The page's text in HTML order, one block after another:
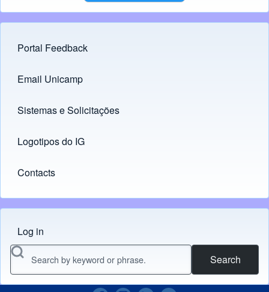
Footer menu
Portal Feedback
Links
Email Unicamp
(opens in new tab)
Sistemas e Solicitações
(opens in new tab)
Logotipos do IG
(opens in new tab)
Contacts
Menu do usuário
Log in
Search